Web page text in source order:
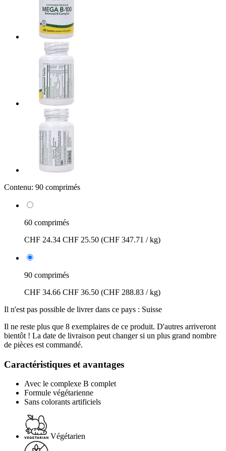
Contenu: 90 comprimés
60 comprimés
CHF 24.34 CHF 25.50 (CHF 347.71 / kg)
90 comprimés
CHF 34.66 CHF 36.50 (CHF 288.83 / kg)
Il n'est pas possible de livrer dans ce pays : Suisse
Il ne reste plus que 8 exemplaires de ce produit. D'autres arriveront
bientôt ! La date de livraison peut changer si un plus grand nombre
de pièces est commandé.
Caractéristiques et avantages
Avec le complexe B complet
Formule végétarienne
Sans colorants artificiels
Végétarien